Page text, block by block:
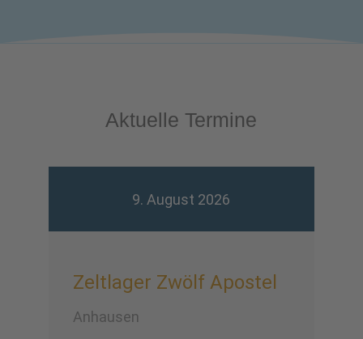
Aktuelle Termine
9. August 2026
Zeltlager Zwölf Apostel
Anhausen